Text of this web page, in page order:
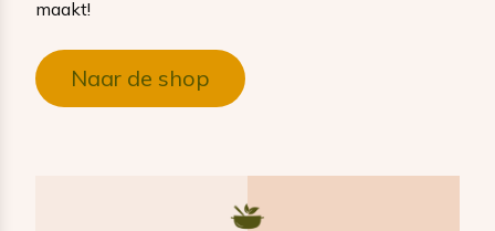
maakt!
Naar de shop